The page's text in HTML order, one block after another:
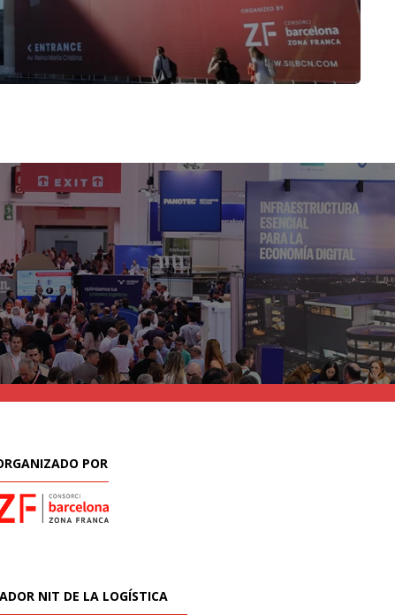
POR
NIT DE LA LOGÍSTICA